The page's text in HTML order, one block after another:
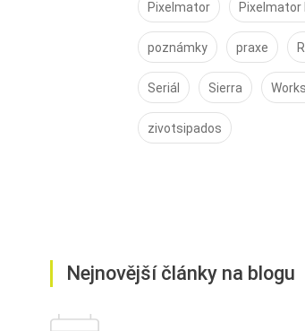
Pixelmator Pixelmator
poznámky praxe
Seriál Sierra
zivotsipados
Nejnovější články na blogu